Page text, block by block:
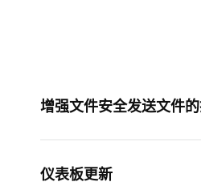
增强文件安全发送文件
仪表板更新